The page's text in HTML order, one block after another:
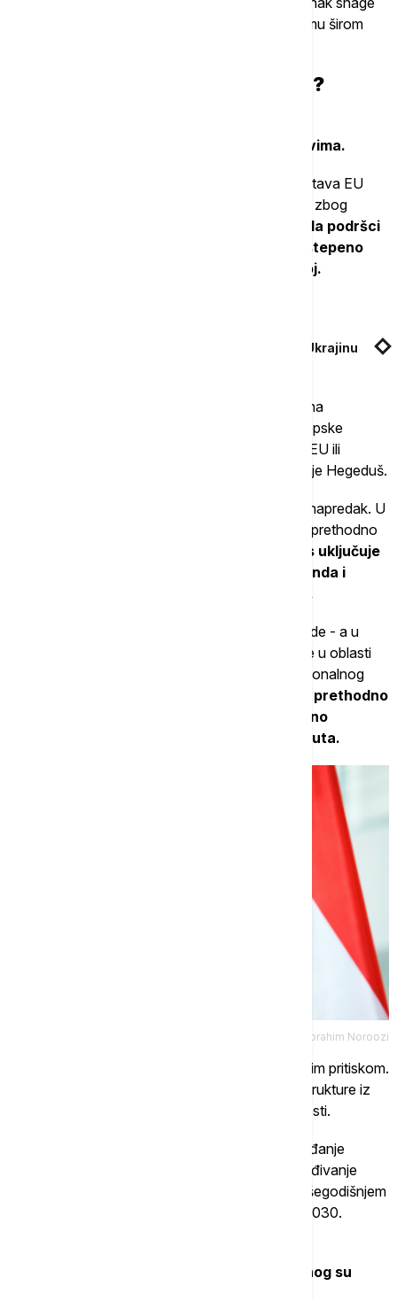
evropskih demokratija i udarac desnom populizmu širom
Šta Mađar očekuje od Nemačke?
Budimpešta dolazi u Berlin sa jasnim zahtevima.
U središtu pažnje je oslobađanje dodatnih sredstava EU
koja su bila zamrznuta tokom Orbanovih godina zbog
Mađar se nada podršci
Nemačke i Evropske narodne partije za postepeno
ukidanje uslovnih mera uvedenih Mađarskoj.
Mađar: Nećemo učestvovati u kreditu EU za Ukrajinu
"Mađarova očekivanja od Merca usmerena su na
obezbeđivanje snažne podrške Nemačke i Evropske
narodne partije za postepeno ukidanje sankcija EU ili
uslovnih mera nametnutih Mađarskoj“, objasnio je Hegeduš.
Nova vlada je već uspela da zabeleži određeni napredak. U
petak je oslobođeno ukupno 16,4 milijarde evra prethodno
Taj iznos uključuje
novac iz fonda za oporavak, kohezionog fonda i
drugih sredstava povezanih sa reformama.
Međutim, zauzvrat Budimpešta mora da sprovede - a u
nekim slučajevima i da dovrši - opsežne reforme u oblasti
vladavine prava, borbe protiv korupcije i institucionalnog
približno polovina prethodno
suspendovanih kohezionih fondova, odnosno
finansijske pomoći EU, i dalje ostaje zamrznuta.
Tanjug AP/Ebrahim Noroozi
Istovremeno, Mađar je pod značajnim unutrašnjim pritiskom.
Njegova vlada pokušava da demontira brojne strukture iz
Orbanove ere, uz očuvanje ekonomske stabilnosti.
"Ključni ciljevi evropske politike vlade su oslobađanje
zamrznutih sredstava EU za Mađarsku, obezbeđivanje
povoljnih pozicija u pregovorima o sledećem Višegodišnjem
finansijskom okviru i pridruživanje evrozoni do 2030.
poljoprivredni fondovi od posebnog su